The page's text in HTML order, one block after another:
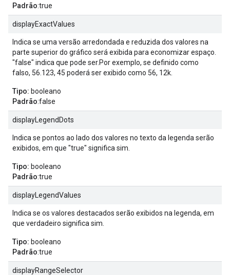
Padrão:true
displayExactValues
Indica se uma versão arredondada e reduzida dos valores na
parte superior do gráfico será exibida para economizar espaço.
"false" indica que pode ser.Por exemplo, se definido como
falso, 56.123, 45 poderá ser exibido como 56, 12k.
Tipo: booleano
Padrão:false
displayLegendDots
Indica se pontos ao lado dos valores no texto da legenda serão
exibidos, em que "true" significa sim.
Tipo: booleano
Padrão:true
displayLegendValues
Indica se os valores destacados serão exibidos na legenda, em
que verdadeiro significa sim.
Tipo: booleano
Padrão:true
displayRangeSelector